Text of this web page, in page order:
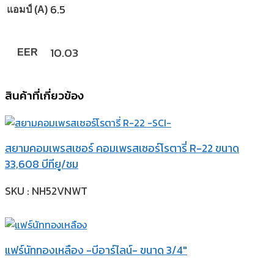
แอมป์ (A) 6.5
EER 10.03
สินค้าที่เกี่ยวข้อง
สยามคอมเพรสเซอร์ คอมเพรสเซอร์โรตารี่ R-22 ขนาด
33,608 บีทียู/ชม
SKU : NH52VNWT
แฟร์นัททองเหลือง -บีอาร์ไลน์- ขนาด 3/4″